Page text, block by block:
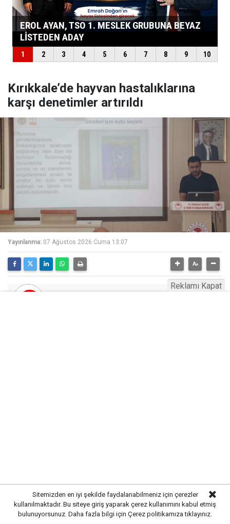
Kırıkkale’de hayvan hastalıklarına
karşı denetimler artırıldı
Yayınlanma: 07 Ağustos 2026 Cuma 13:07
Sitemizden en iyi şekilde faydalanabilmeniz için çerezler
kullanılmaktadır. Bu siteye giriş yaparak çerez kullanımını kabul etmiş
bulunuyorsunuz. Daha fazla bilgi için Çerez politikamıza tıklayınız.
Reklamı Kapat